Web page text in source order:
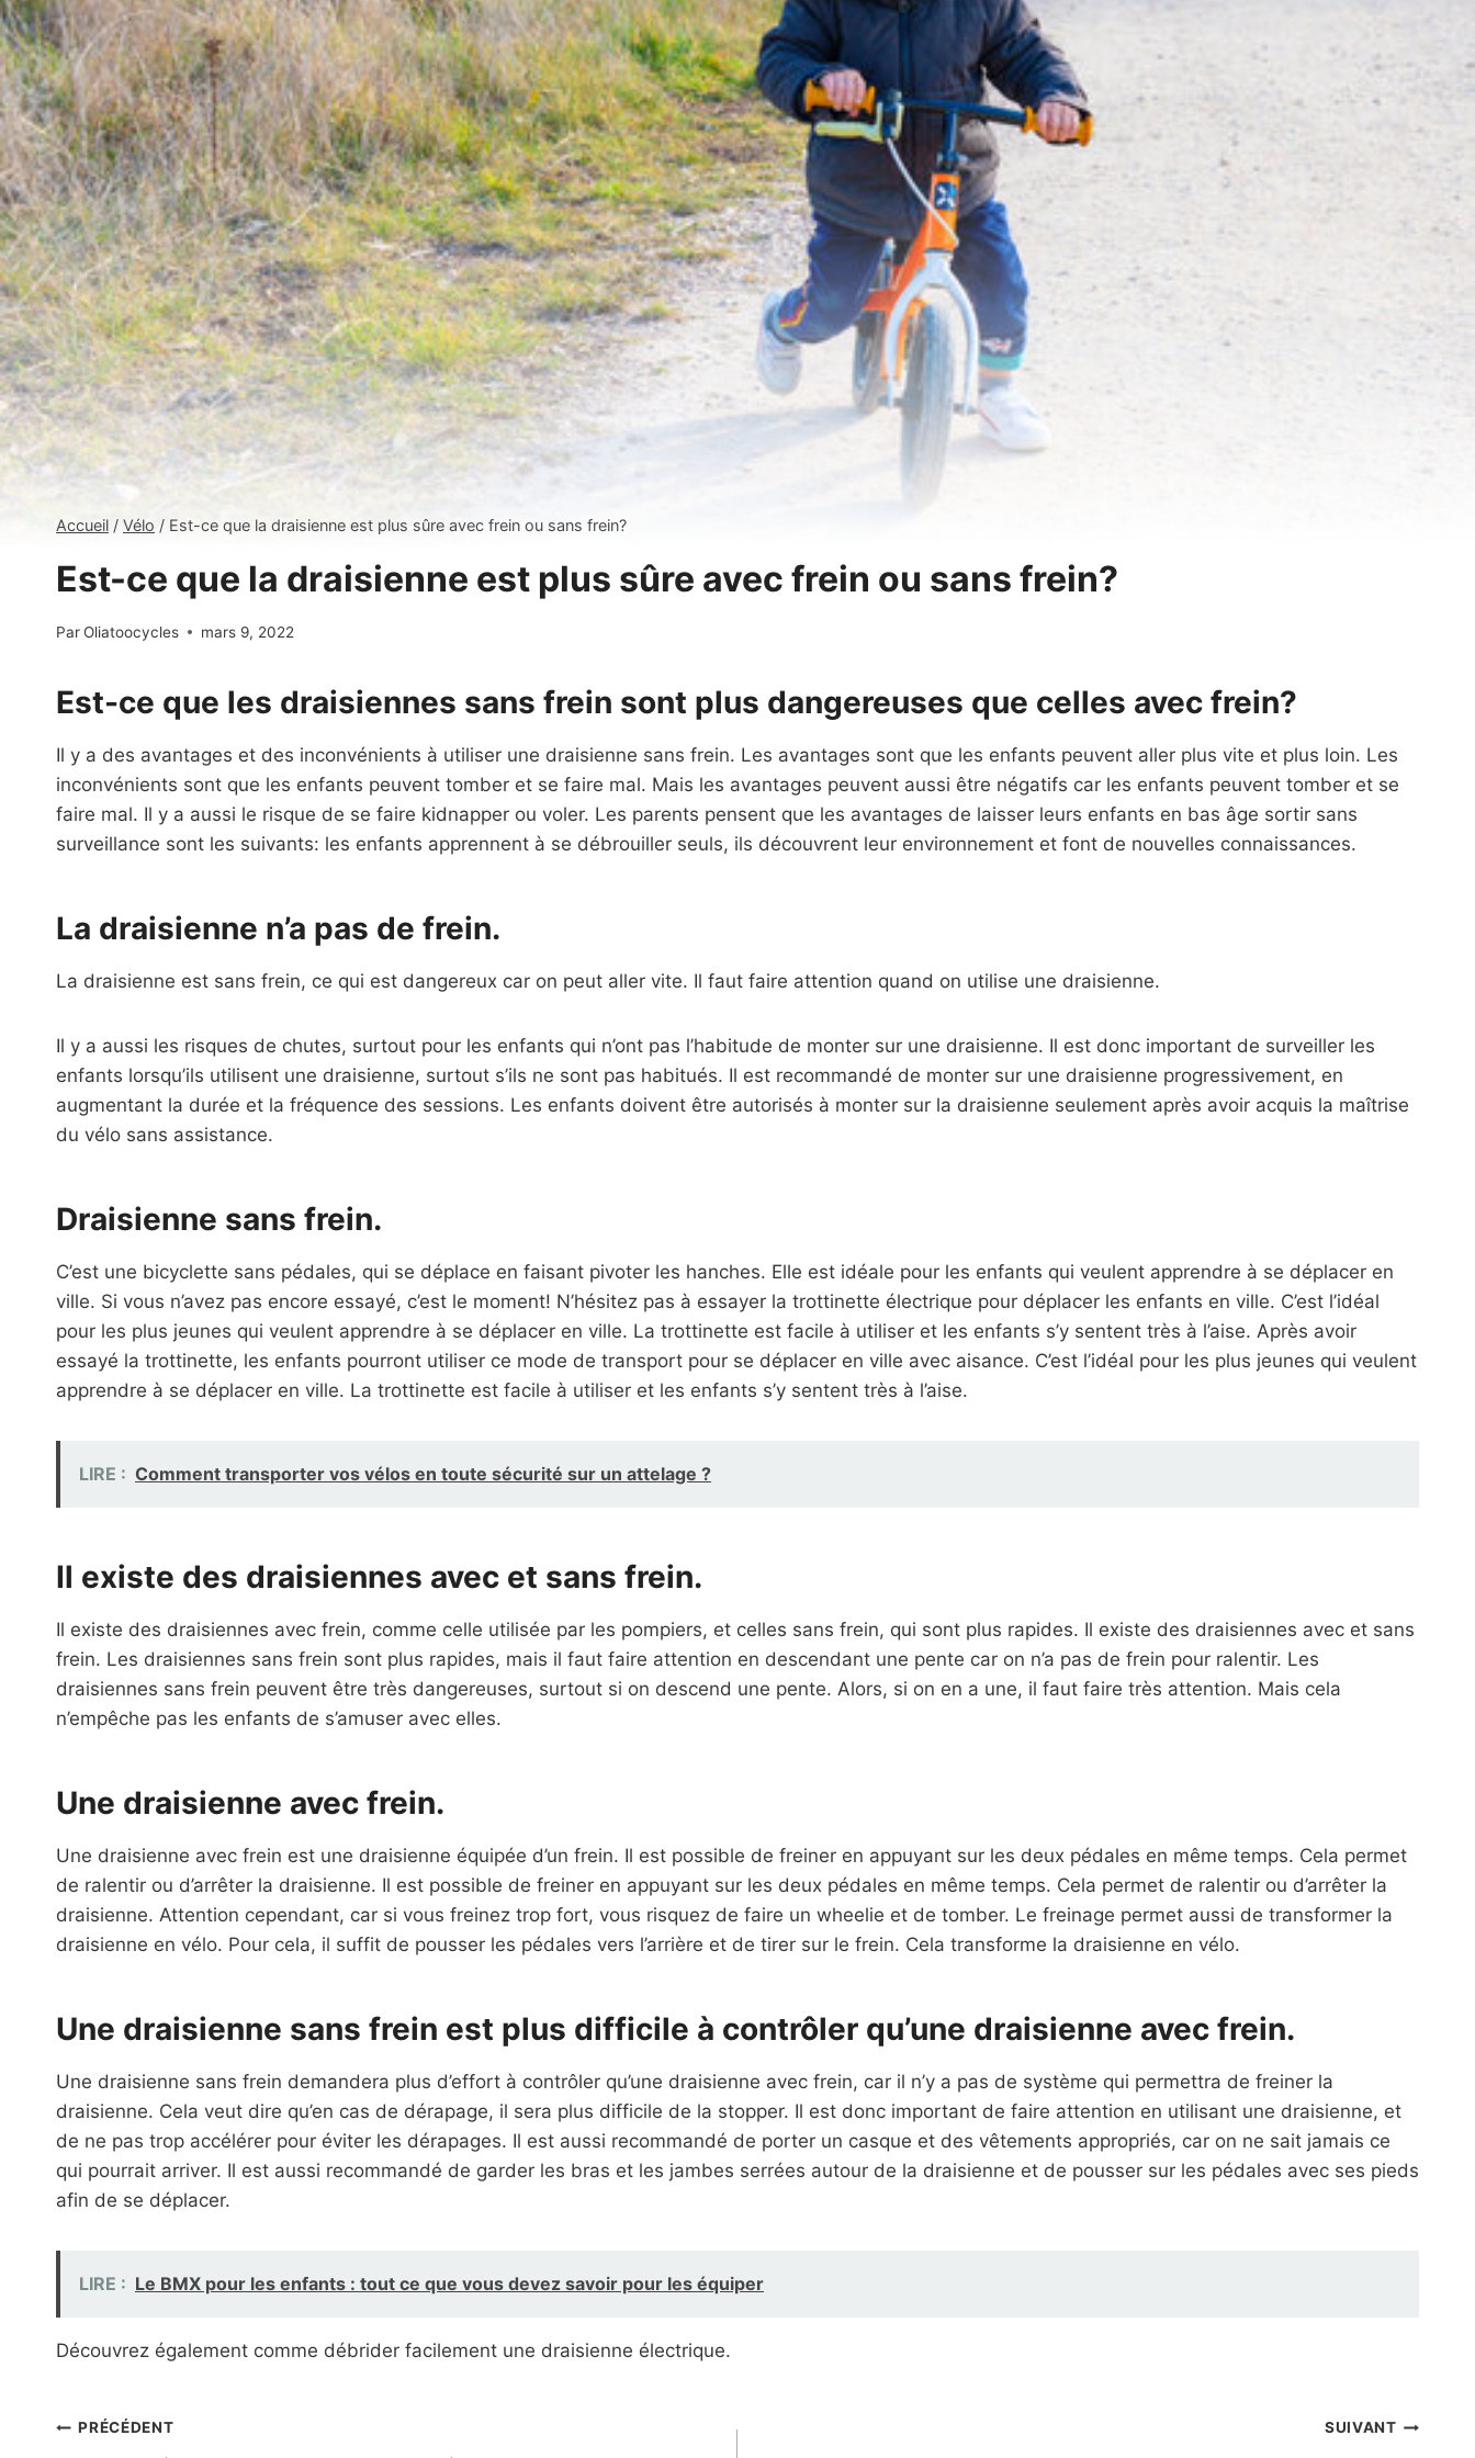
Accueil / Vélo / Est-ce que la draisienne est plus sûre avec frein ou sans frein?
Est-ce que la draisienne est plus sûre avec frein ou sans frein?
ParOliatoocycles mars 9, 2022
Est-ce que les draisiennes sans frein sont plus dangereuses que celles avec frein?
Il y a des avantages et des inconvénients à utiliser une draisienne sans frein. Les avantages sont que les enfants peuvent aller plus vite et plus loin. Les
inconvénients sont que les enfants peuvent tomber et se faire mal. Mais les avantages peuvent aussi être négatifs car les enfants peuvent tomber et se
faire mal. Il y a aussi le risque de se faire kidnapper ou voler. Les parents pensent que les avantages de laisser leurs enfants en bas âge sortir sans
surveillance sont les suivants: les enfants apprennent à se débrouiller seuls, ils découvrent leur environnement et font de nouvelles connaissances.
La draisienne n’a pas de frein.
La draisienne est sans frein, ce qui est dangereux car on peut aller vite. Il faut faire attention quand on utilise une draisienne.
Il y a aussi les risques de chutes, surtout pour les enfants qui n’ont pas l’habitude de monter sur une draisienne. Il est donc important de surveiller les
enfants lorsqu’ils utilisent une draisienne, surtout s’ils ne sont pas habitués. Il est recommandé de monter sur une draisienne progressivement, en
augmentant la durée et la fréquence des sessions. Les enfants doivent être autorisés à monter sur la draisienne seulement après avoir acquis la maîtrise
du vélo sans assistance.
Draisienne sans frein.
C’est une bicyclette sans pédales, qui se déplace en faisant pivoter les hanches. Elle est idéale pour les enfants qui veulent apprendre à se déplacer en
ville. Si vous n’avez pas encore essayé, c’est le moment! N’hésitez pas à essayer la trottinette électrique pour déplacer les enfants en ville. C’est l’idéal
pour les plus jeunes qui veulent apprendre à se déplacer en ville. La trottinette est facile à utiliser et les enfants s’y sentent très à l’aise. Après avoir
essayé la trottinette, les enfants pourront utiliser ce mode de transport pour se déplacer en ville avec aisance. C’est l’idéal pour les plus jeunes qui veulent
apprendre à se déplacer en ville. La trottinette est facile à utiliser et les enfants s’y sentent très à l’aise.
LIRE : Comment transporter vos vélos en toute sécurité sur un attelage ?
Il existe des draisiennes avec et sans frein.
Il existe des draisiennes avec frein, comme celle utilisée par les pompiers, et celles sans frein, qui sont plus rapides. Il existe des draisiennes avec et sans
frein. Les draisiennes sans frein sont plus rapides, mais il faut faire attention en descendant une pente car on n’a pas de frein pour ralentir. Les
draisiennes sans frein peuvent être très dangereuses, surtout si on descend une pente. Alors, si on en a une, il faut faire très attention. Mais cela
n’empêche pas les enfants de s’amuser avec elles.
Une draisienne avec frein.
Une draisienne avec frein est une draisienne équipée d’un frein. Il est possible de freiner en appuyant sur les deux pédales en même temps. Cela permet
de ralentir ou d’arrêter la draisienne. Il est possible de freiner en appuyant sur les deux pédales en même temps. Cela permet de ralentir ou d’arrêter la
draisienne. Attention cependant, car si vous freinez trop fort, vous risquez de faire un wheelie et de tomber. Le freinage permet aussi de transformer la
draisienne en vélo. Pour cela, il suffit de pousser les pédales vers l’arrière et de tirer sur le frein. Cela transforme la draisienne en vélo.
Une draisienne sans frein est plus difficile à contrôler qu’une draisienne avec frein.
Une draisienne sans frein demandera plus d’effort à contrôler qu’une draisienne avec frein, car il n’y a pas de système qui permettra de freiner la
draisienne. Cela veut dire qu’en cas de dérapage, il sera plus difficile de la stopper. Il est donc important de faire attention en utilisant une draisienne, et
de ne pas trop accélérer pour éviter les dérapages. Il est aussi recommandé de porter un casque et des vêtements appropriés, car on ne sait jamais ce
qui pourrait arriver. Il est aussi recommandé de garder les bras et les jambes serrées autour de la draisienne et de pousser sur les pédales avec ses pieds
afin de se déplacer.
LIRE : Le BMX pour les enfants : tout ce que vous devez savoir pour les équiper
Découvrez également comme débrider facilement une draisienne électrique.
Navigation
PRÉCÉDENT SUIVANT